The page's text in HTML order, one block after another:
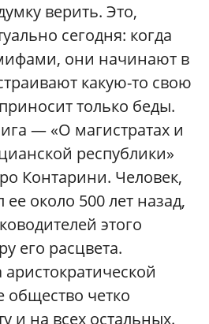
верить. Это,
сегодня: когда
они начинают в
какую-то свою
только беды.
— «О магистратах и
республики»
Контарини. Человек,
около 500 лет назад,
этого
его расцвета.
общество четко
и на всех остальных.